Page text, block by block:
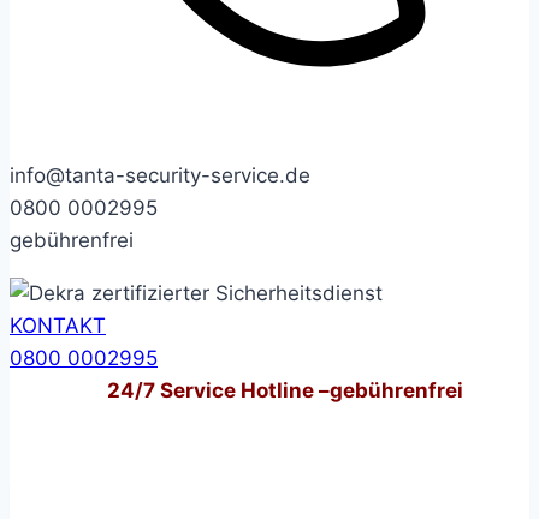
info@tanta-security-service.de
0800 0002995
gebührenfrei
KONTAKT
0800 0002995
24/7Service Hotline –gebührenfrei